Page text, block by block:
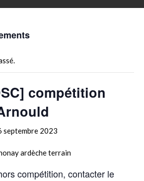
compétition
septembre 2023
compétition, contacter le